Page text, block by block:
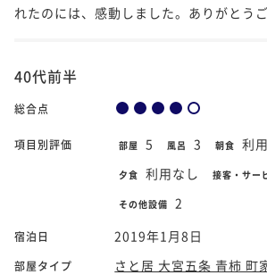
れたのには、感動しました。ありがとうご
40代前半
総合点
項目別評価 部屋 5 風呂 3 朝食 利
夕食 利用なし 接客・サー
その他設備 2
宿泊日 2019年1月8日
部屋タイプ
さと居 大宮五条 青柿 町